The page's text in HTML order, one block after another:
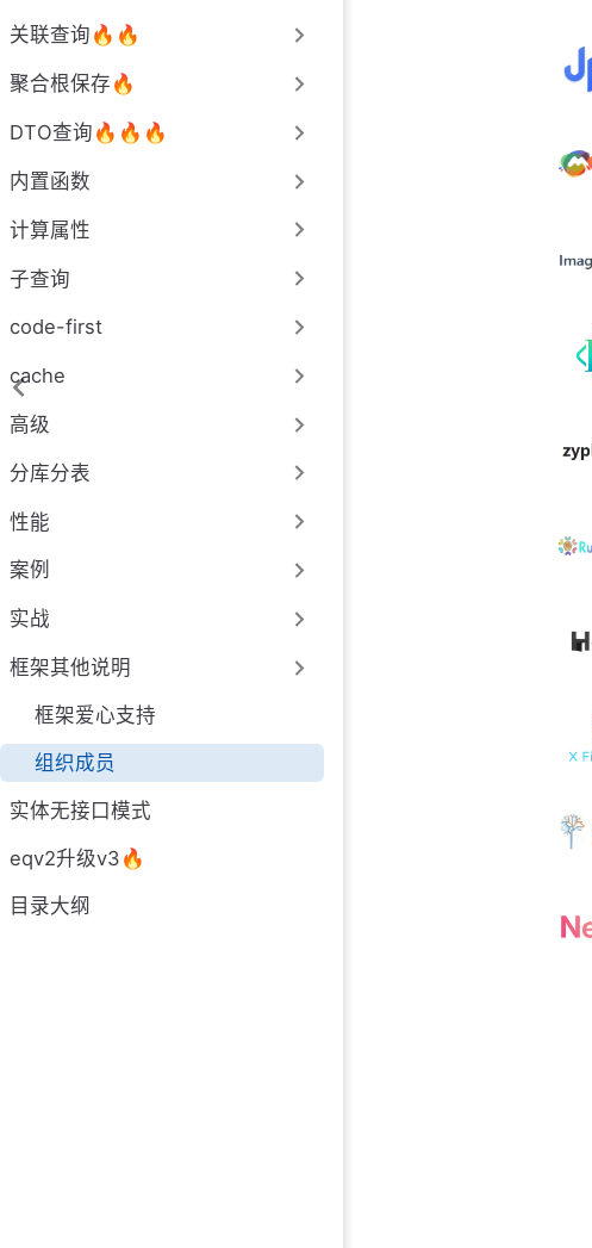
关联查询🔥🔥
聚合根保存🔥
DTO查询🔥🔥🔥
内置函数
计算属性
子查询
code-first
cache
高级
分库分表
性能
案例
实战
框架其他说明
框架爱心支持
组织成员
实体无接口模式
eqv2升级v3🔥
目录大纲